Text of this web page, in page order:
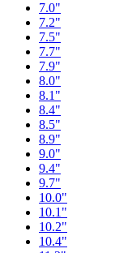
7.0"
7.2"
7.5"
7.7"
7.9"
8.0"
8.1"
8.4"
8.5"
8.9"
9.0"
9.4"
9.7"
10.0"
10.1"
10.2"
10.4"